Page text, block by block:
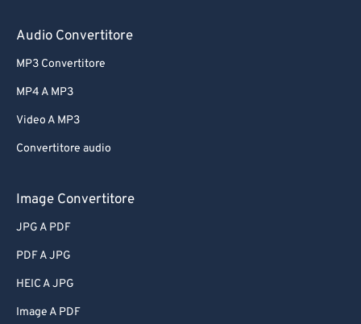
Audio Convertitore
MP3 Convertitore
MP4 A MP3
Video A MP3
Convertitore audio
Image Convertitore
JPG A PDF
PDF A JPG
HEIC A JPG
Image A PDF